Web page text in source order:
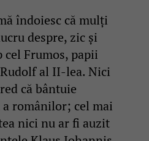
îndoiesc că mulți
despre, zic și
cel Frumos, papii
al II-lea. Nici
că bântuie
românilor; cel mai
nici nu ar fi auzit